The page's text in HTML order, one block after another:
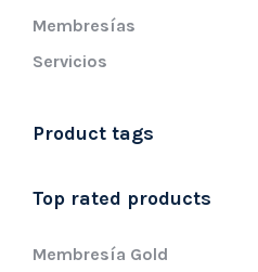
Membresías
Servicios
Product tags
Top rated products
Membresía Gold